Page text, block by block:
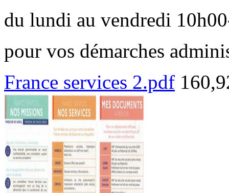
du lundi au vendredi
pour vos démarches
France services 2.pdf